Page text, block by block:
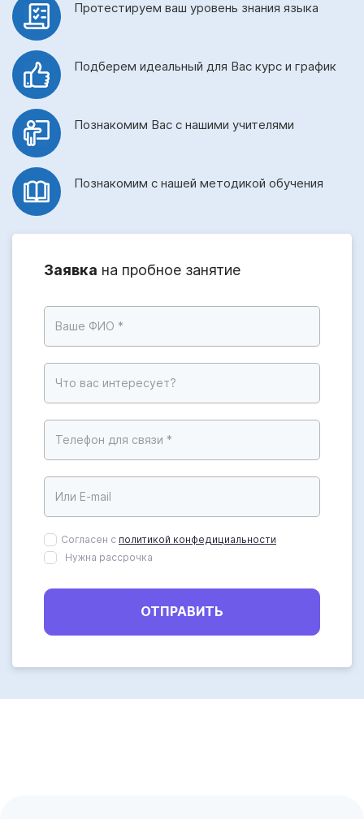
Протестируем ваш уровень знания языка
Подберем идеальный для Вас курс и график
Познакомим Вас с нашими учителями
Познакомим с нашей методикой обучения
Заявка на пробное занятие
Согласен с политикой конфедициальности
Нужна рассрочка
ОТПРАВИТЬ